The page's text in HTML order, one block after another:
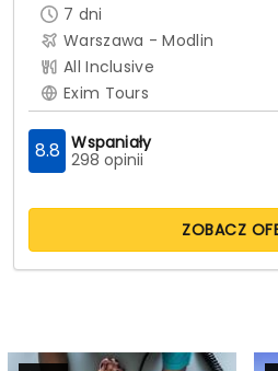
7 dni
Warszawa - Modlin
All Inclusive
Exim Tours
Wspaniały
298 opinii
8.8
ZOBACZ